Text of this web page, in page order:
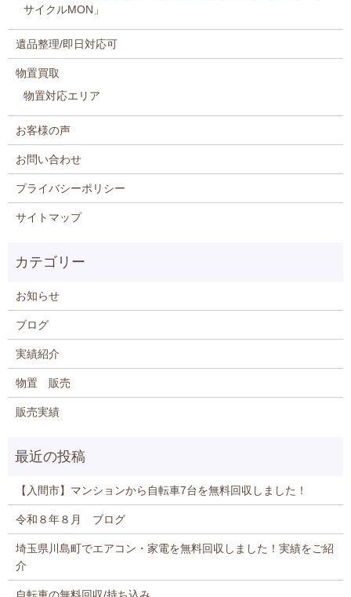
サイクルMON」
遺品整理/即日対応可
物置買取
物置対応エリア
お客様の声
お問い合わせ
プライバシーポリシー
サイトマップ
お知らせ
ブログ
実績紹介
物置 販売
販売実績
【入間市】マンションから自転車7台を無料回収しました！
令和８年８月 ブログ
埼玉県川島町でエアコン・家電を無料回収しました！実績をご紹
介